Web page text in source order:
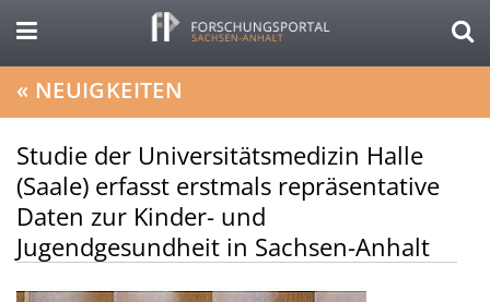
« NEUIGKEITEN
Studie der Universitätsmedizin Halle
(Saale) erfasst erstmals repräsentative
Daten zur Kinder- und
Jugendgesundheit in Sachsen-Anhalt